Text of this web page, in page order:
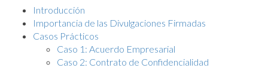
Introducción
Importancia de las Divulgaciones Firmadas
Casos Prácticos
Caso 1: Acuerdo Empresarial
Caso 2: Contrato de Confidencialidad